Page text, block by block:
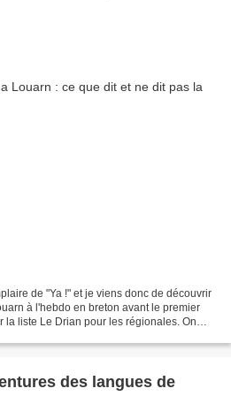
de "Ya !" et je viens donc de découvrir
à l'hebdo en breton avant le premier
la liste Le Drian pour les régionales. On
des langues de